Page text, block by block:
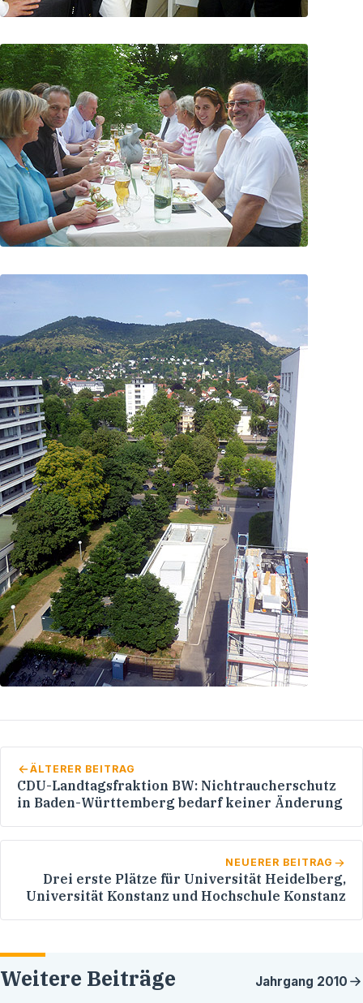
ÄLTERER BEITRAG
CDU-Landtagsfraktion BW: Nichtraucherschutz
in Baden-Württemberg bedarf keiner Änderung
NEUERER BEITRAG
Drei erste Plätze für Universität Heidelberg,
Universität Konstanz und Hochschule Konstanz
Weitere Beiträge Jahrgang 2010